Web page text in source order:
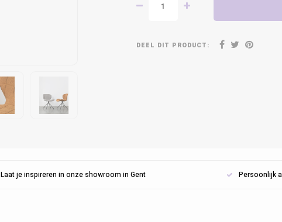
DEEL DIT PRODUCT:
Laat je inspireren in onze showroom in Gent Persoonlijk